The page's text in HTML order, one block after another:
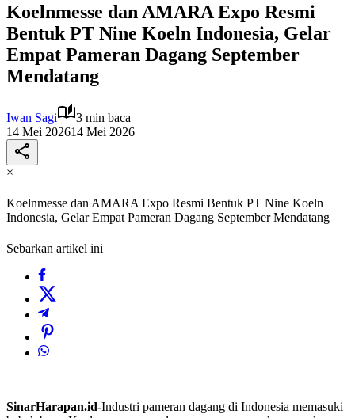
Koelnmesse dan AMARA Expo Resmi
Bentuk PT Nine Koeln Indonesia, Gelar
Empat Pameran Dagang September
Mendatang
Iwan Sagi
3 min baca
14 Mei 202614 Mei 2026
×
Koelnmesse dan AMARA Expo Resmi Bentuk PT Nine Koeln
Indonesia, Gelar Empat Pameran Dagang September Mendatang
Sebarkan artikel ini
SinarHarapan.id-Industri pameran dagang di Indonesia memasuki